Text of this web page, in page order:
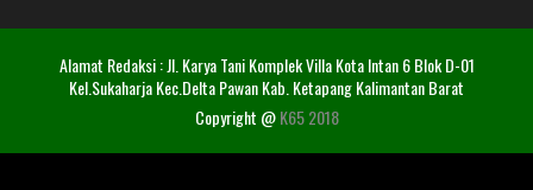
Alamat Redaksi : Jl. Karya Tani Komplek Villa Kota Intan 6 Blok D-01
Kel.Sukaharja Kec.Delta Pawan Kab. Ketapang Kalimantan Barat
Copyright @K65 2018